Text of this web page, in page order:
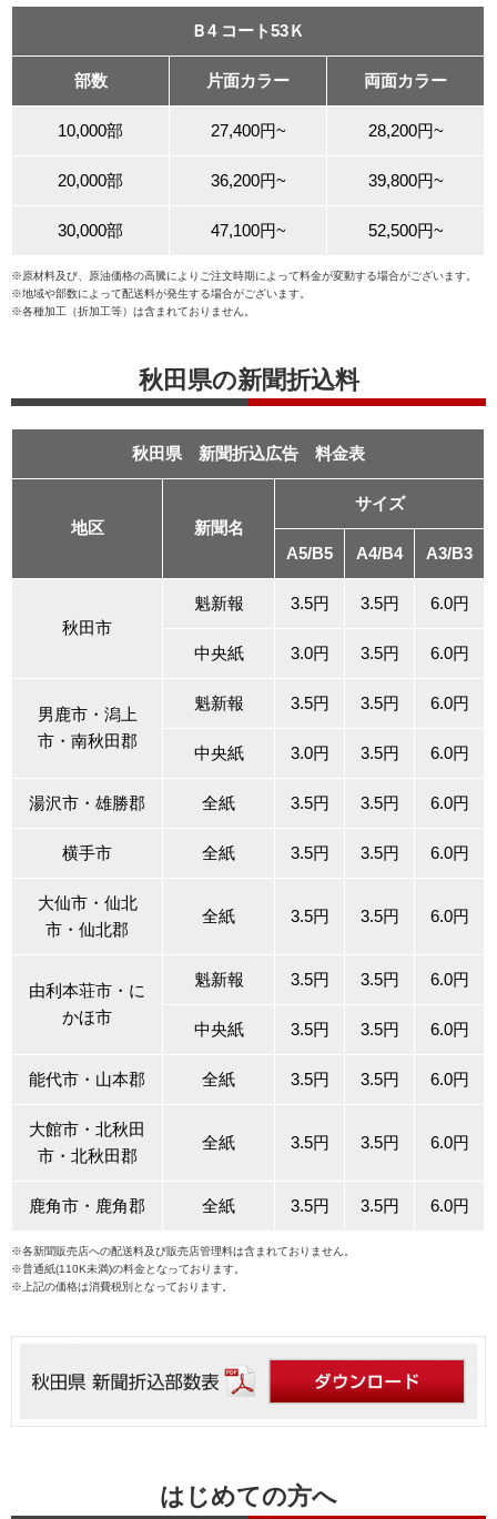
Ｂ4 コート53Ｋ
部数 片面カラー 両面カラー
10,000部 27,400円~ 28,200円~
20,000部 36,200円~ 39,800円~
30,000部 47,100円~ 52,500円~
※原材料及び、原油価格の高騰によりご注文時期によって料金が変動する場合がございます。
※地域や部数によって配送料が発生する場合がございます。
※各種加工（折加工等）は含まれておりません。
秋田県の新聞折込料
秋田県 新聞折込広告 料金表
地区 新聞名
サイズ
A5/B5 A4/B4 A3/B3
秋田市
魁新報 3.5円 3.5円 6.0円
中央紙 3.0円 3.5円 6.0円
男鹿市・潟上
市・南秋田郡
魁新報 3.5円 3.5円 6.0円
中央紙 3.0円 3.5円 6.0円
湯沢市・雄勝郡 全紙 3.5円 3.5円 6.0円
横手市 全紙 3.5円 3.5円 6.0円
大仙市・仙北
市・仙北郡
全紙 3.5円 3.5円 6.0円
由利本荘市・に
かほ市
魁新報 3.5円 3.5円 6.0円
中央紙 3.5円 3.5円 6.0円
能代市・山本郡 全紙 3.5円 3.5円 6.0円
大館市・北秋田
市・北秋田郡
全紙 3.5円 3.5円 6.0円
鹿角市・鹿角郡 全紙 3.5円 3.5円 6.0円
※各新聞販売店への配送料及び販売店管理料は含まれておりません。
※普通紙(110K未満)の料金となっております。
※上記の価格は消費税別となっております。
はじめての方へ